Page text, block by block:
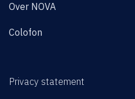
Over NOVA
Colofon
Privacy statement